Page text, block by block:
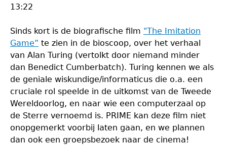
13:22
Sinds kort is de biografische film "The Imitation
Game” te zien in de bioscoop, over het verhaal
van Alan Turing (vertolkt door niemand minder
dan Benedict Cumberbatch). Turing kennen we als
de geniale wiskundige/informaticus die o.a. een
cruciale rol speelde in de uitkomst van de Tweede
Wereldoorlog, en naar wie een computerzaal op
de Sterre vernoemd is. PRIME kan deze film niet
onopgemerkt voorbij laten gaan, en we plannen
dan ook een groepsbezoek naar de cinema!